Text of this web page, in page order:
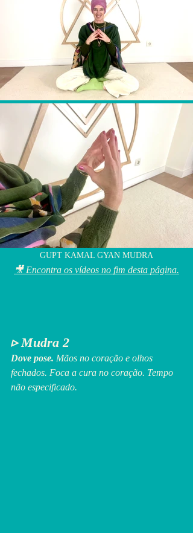
GUPT KAMAL GYAN MUDRA
🎥 Encontra os vídeos no fim desta página.
▹ Mudra 2
Dove pose. Mãos no coração e olhos
fechados. Foca a cura no coração. Tempo
não especificado.